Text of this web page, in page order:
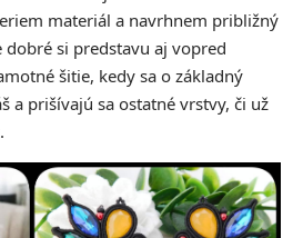
materiál a navrhnem približný
si predstavu aj vopred
šitie, kedy sa o základný
a prišívajú sa ostatné vrstvy, či už